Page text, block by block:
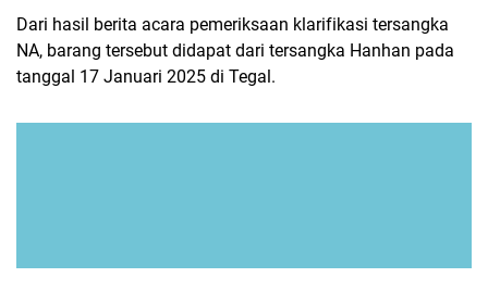
Dari hasil berita acara pemeriksaan klarifikasi tersangka
NA, barang tersebut didapat dari tersangka Hanhan pada
tanggal 17 Januari 2025 di Tegal.